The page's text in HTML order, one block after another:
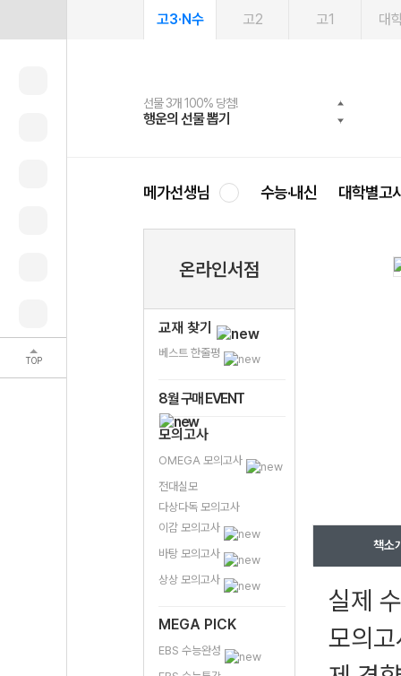
TOP
고3·N수 고2 고1 대
선물 3개 100% 당첨!
행운의 선물 뽑기
선물 100% 증정!
메가스터디 X 올리브
여름방학 스터디 캐시백
메가런 썸머스쿨
2027 러셀 단과
강사 공개선발
스마트러닝앱
설문 EVENT
메가패스
3일 무료 체험권
메가패스 수강생 무료혜택!
메가클럽 멤버십
사회공헌 캠페인
희망이룸 메가나눔
메가선생님 수능·내신 대학별고
온라인서점
교재 찾기
베스트 한줄평
8월 구매 EVENT
모의고사
OMEGA 모의고사
전대실모
다상다독 모의고사
이감 모의고사
바탕 모의고사
상상 모의고사
MEGA PICK
EBS 수능완성
책소
실제
모의